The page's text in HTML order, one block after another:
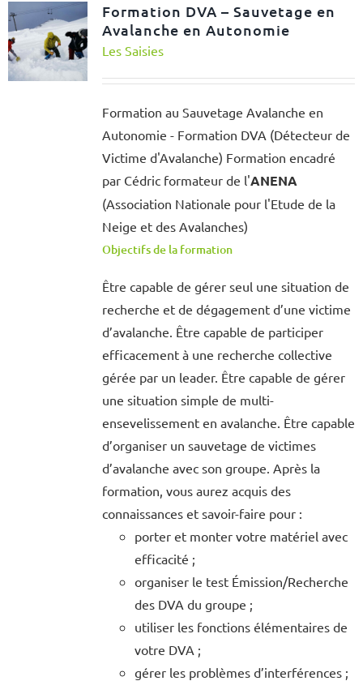
Formation DVA – Sauvetage en
Avalanche en Autonomie
Les Saisies
Formation au Sauvetage Avalanche en
Autonomie - Formation DVA (Détecteur de
Victime d'Avalanche) Formation encadré
par Cédric formateur de l'ANENA
(Association Nationale pour l'Etude de la
Neige et des Avalanches)
Objectifs de la formation
Être capable de gérer seul une situation de
recherche et de dégagement d’une victime
d’avalanche. Être capable de participer
efficacement à une recherche collective
gérée par un leader. Être capable de gérer
une situation simple de multi-
ensevelissement en avalanche. Être capable
d’organiser un sauvetage de victimes
d’avalanche avec son groupe. Après la
formation, vous aurez acquis des
connaissances et savoir-faire pour :
porter et monter votre matériel avec
efficacité ;
organiser le test Émission/Recherche
des DVA du groupe ;
utiliser les fonctions élémentaires de
votre DVA ;
gérer les problèmes d’interférences ;